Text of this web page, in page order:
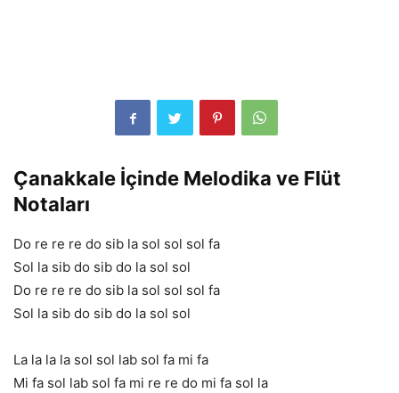
Çanakkale İçinde Melodika ve Flüt
Notaları
Do re re re do sib la sol sol sol fa
Sol la sib do sib do la sol sol
Do re re re do sib la sol sol sol fa
Sol la sib do sib do la sol sol
La la la la sol sol lab sol fa mi fa
Mi fa sol lab sol fa mi re re do mi fa sol la